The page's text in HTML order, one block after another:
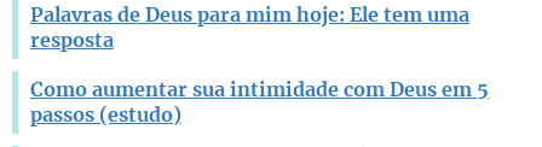
Palavras de Deus para mim hoje: Ele tem uma
resposta
Como aumentar sua intimidade com Deus em 5
passos (estudo)